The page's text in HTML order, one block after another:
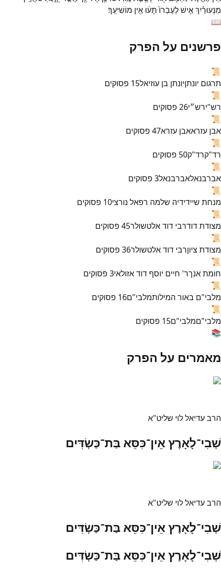
מִנְּעוּרַ֗יִךְאִ֤ישׁלְעֶבְרוֹ֙ תָּע֔וּאֵ֖ין מוֹשִׁיעֵֽךְ׃
📖
פרשנים על הפרק
📜
תרגום יונתןיונתן בן עוזיאל15 פסוקים
📜
רש"ירש״י26 פסוקים
📜
אבן עזראאבן עזרא47 פסוקים
📜
רד"קרד"ק50 פסוקים
📜
אברבנאלאברבנאל3 פסוקים
📜
מנחת שיידידיה שלמה רפאל נורצי10 פסוקים
📜
מצודת דודרבי דוד אלטשולר45 פסוקים
📜
מצודת ציוןרבי דוד אלטשולר36 פסוקים
📜
חומת אנךר' חיים יוסף דוד אזולאי3 פסוקים
📜
מלבי"ם באור המילותמלבי"ם16 פסוקים
📜
מלבי"םמלבי"ם15 פסוקים
📚
מאמרים על הפרק
הרב עדיאל לוי שליט"א
שְׁבִי־לָאָרֶץ אֵין־כִּסֵּא בַּת־כַּשְׂדִּים
הרב עדיאל לוי שליט"א
שְׁבִי־לָאָרֶץ אֵין־כִּסֵּא בַּת־כַּשְׂדִּים
שְׁבִי־לָאָרֶץ אֵין־כִּסֵּא בַּת־כַּשְׂדִּים